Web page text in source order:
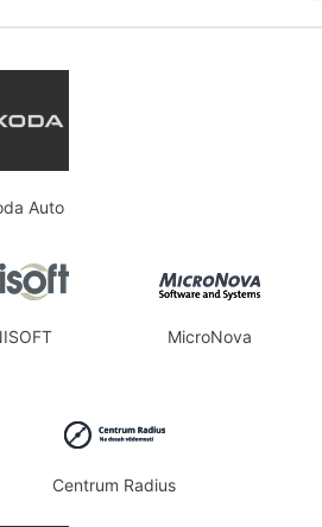
Auto
MicroNova
Centrum Radius